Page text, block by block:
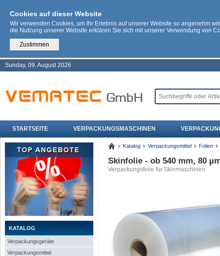
Cookies auf dieser Website
Wir verwenden Cookies, um Ihr Erlebnis auf unserer Website so angenehm
die Nutzung unserer Website erklären Sie sich mit unserer Verwendung von
Zustimmen
Sunday, 09. August 2026
STARTSEITE VERPACKUNGSMASCHINEN
KATALOG
Verpackungsgeräte
Verpackungsmittel
Katalog Verpackungsmittel Folien
Skinfolie - ob 540 mm, 80
Verpackungsfolie für Skinmaschinen